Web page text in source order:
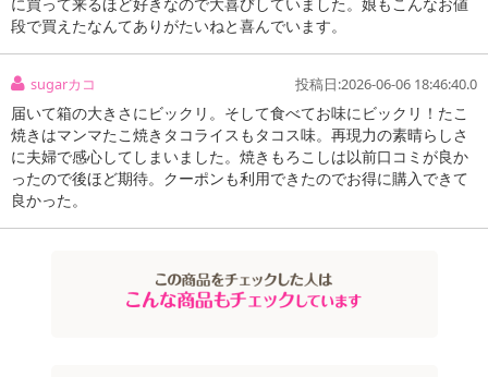
段で買えたなんてありがたいねと喜んでいます。
sugarカコ 投稿日:2026-06-06 18:46:40.0
届いて箱の大きさにビックリ。そして食べてお味にビックリ！たこ
焼きはマンマたこ焼きタコライスもタコス味。再現力の素晴らしさ
に夫婦で感心してしまいました。焼きもろこしは以前口コミが良か
ったので後ほど期待。クーポンも利用できたのでお得に購入できて
良かった。